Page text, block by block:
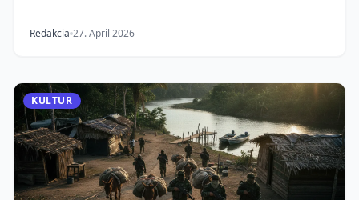
Redakcia 27. April 2026
KULTUR